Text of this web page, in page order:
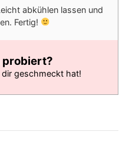
abkühlen lassen und
Fertig!
probiert?
dir geschmeckt hat!